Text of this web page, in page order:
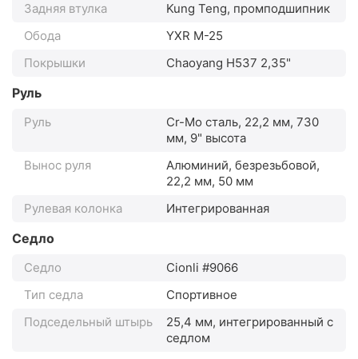
Задняя втулка
Kung Teng, промподшипник
Обода
YXR M-25
Покрышки
Chaoyang H537 2,35"
Руль
Руль
Cr-Mo сталь, 22,2 мм, 730
мм, 9" высота
Вынос руля
Алюминий, безрезьбовой,
22,2 мм, 50 мм
Рулевая колонка
Интегрированная
Седло
Седло
Cionli #9066
Тип седла
Спортивное
Подседельный штырь
25,4 мм, интегрированный с
седлом